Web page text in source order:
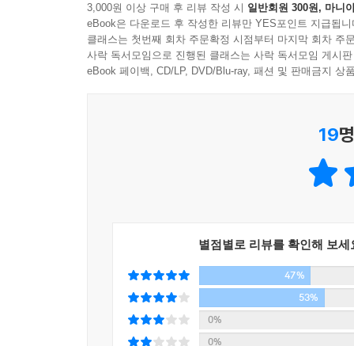
회수하기 위해 10개월을 더 흘려보내야 하는 것이
소액 투자를 위해 빌라를 샀는데 인테리어 비용
급매라고 다 같은 급매가 아니고, 집값은 집값만이
눈에만 예쁜 것은 인테리어가 아니다. 25년 현
가격이 절약된다. 도배는 값비싼 실크벽지자 평
인테리어 효과가 높아지고 단열 기능이 약간 좋
그런가 하면 누수나 결로로 인한 문제 해결 방법을
결로로 집 안에 물이 흐르자 임차인이 보증금
임대인과 임차인의 관계가 회복되기 어려우니
3,000원 이상 구매 후 리뷰 작성 시 일반회원 300원, 마니
eBook은 다운로드 후 작성한 리뷰만 YES포인트 지급됩니
클래스는 첫번째 회차 주문확정 시점부터 마지막 회차 주
사락 독서모임으로 진행된 클래스는 사락 독서모임 게시
eBook 페이백, CD/LP, DVD/Blu-ray, 패션 및 판매금지 상
19
별점별로 리뷰를 확인해 보세
47%
53%
0%
0%